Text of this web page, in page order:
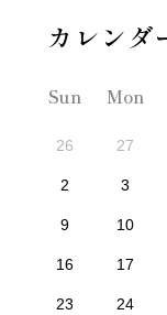
Sun Mon
26 27
2 3
9 10
16 17
23 24